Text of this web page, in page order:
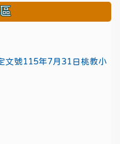
文號115年7月31日桃教小